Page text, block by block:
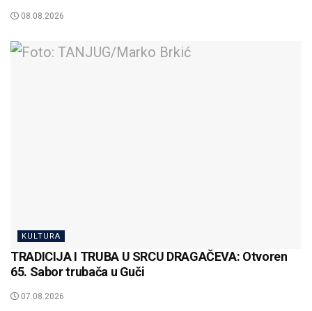
08.08.2026
KULTURA
TRADICIJA I TRUBA U SRCU DRAGAČEVA: Otvoren
65. Sabor trubača u Guči
07.08.2026